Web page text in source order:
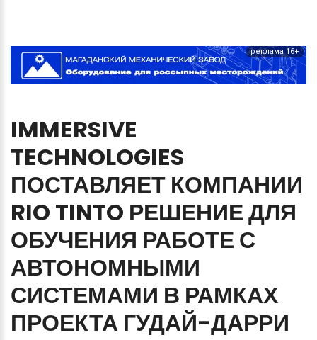
реклама 16+
IMMERSIVE
TECHNOLOGIES
ПОСТАВЛЯЕТ КОМПАНИИ
RIO TINTO РЕШЕНИЕДЛЯ
ОБУЧЕНИЯ РАБОТЕ С
АВТОНОМНЫМИ
СИСТЕМАМИ В РАМКАХ
ПРОЕКТА ГУДАЙ-ДАРРИ